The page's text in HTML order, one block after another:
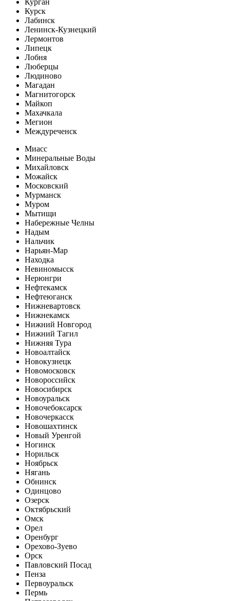
Курск
Лабинск
Ленинск-Кузнецкий
Лермонтов
Липецк
Лобня
Люберцы
Людиново
Магадан
Магнитогорск
Майкоп
Махачкала
Мегион
Междуреченск
Миасс
Минеральные Воды
Михайловск
Можайск
Московский
Мурманск
Муром
Мытищи
Набережные Челны
Надым
Нальчик
Нарьян-Мар
Находка
Невиномысск
Нерюнгри
Нефтекамск
Нефтеюганск
Нижневартовск
Нижнекамск
Нижний Новгород
Нижний Тагил
Нижняя Тура
Новоалтайск
Новокузнецк
Новомосковск
Новороссийск
Новосибирск
Новоуральск
Новочебоксарск
Новочеркасск
Новошахтинск
Новый Уренгой
Ногинск
Норильск
Ноябрьск
Нягань
Обнинск
Одинцово
Озерск
Октябрьский
Омск
Орел
Оренбург
Орехово-Зуево
Орск
Павловский Посад
Пенза
Первоуральск
Пермь